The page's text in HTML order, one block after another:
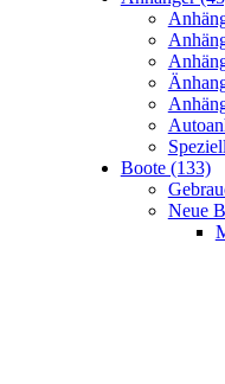
Boote (133)
Neue